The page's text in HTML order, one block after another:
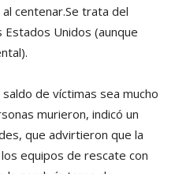
centenar.Se trata del
Unidos (aunque
de víctimas sea mucho
murieron, indicó un
que advirtieron que la
equipos de rescate con